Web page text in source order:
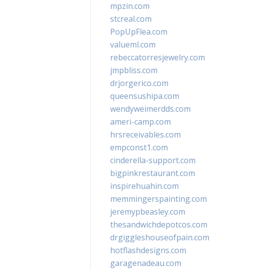
mpzin.com
stcreal.com
PopUpFlea.com
valueml.com
rebeccatorresjewelry.com
jmpbliss.com
drjorgerico.com
queensushipa.com
wendyweimerdds.com
ameri-camp.com
hrsreceivables.com
empconst1.com
cinderella-support.com
bigpinkrestaurant.com
inspirehuahin.com
memmingerspainting.com
jeremypbeasley.com
thesandwichdepotcos.com
drgiggleshouseofpain.com
hotflashdesigns.com
garagenadeau.com